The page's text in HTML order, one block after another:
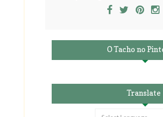
O Tacho no
Translate